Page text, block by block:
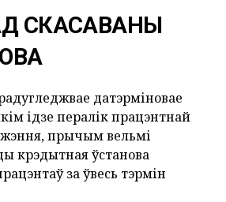
СКАСАВАНЫ
датэрміновае
ідзе пералік працэнтнай
прычым вельмі
крэдытная ўстанова
за ўвесь тэрмін